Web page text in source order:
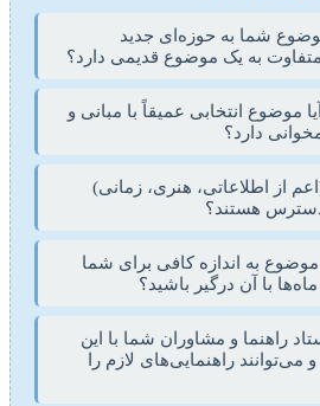
موضوع شما به حوزه‌ای جدید
متفاوت به یک موضوع قدیمی دارد؟
آیا موضوع انتخابی عمیقاً با مبانی و
دارد؟
(اعم از اطلاعاتی، هنری، زمانی)
دسترس هستند؟
موضوع به اندازه کافی برای شما
با آن درگیر باشید؟
راهنما و مشاوران شما با این
راهنمایی‌های لازم را